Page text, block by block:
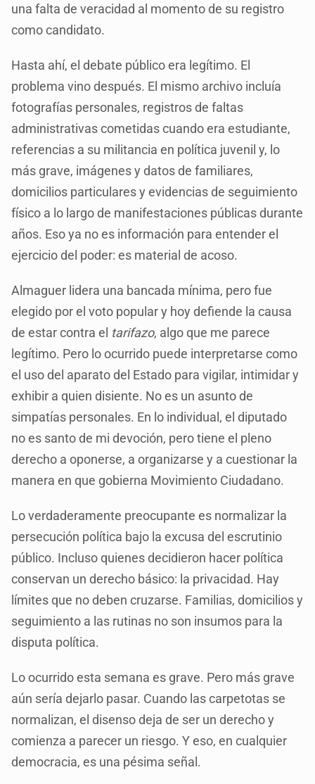
una falta de veracidad al momento de su registro
como candidato.
Hasta ahí, el debate público era legítimo. El
problema vino después. El mismo archivo incluía
fotografías personales, registros de faltas
administrativas cometidas cuando era estudiante,
referencias a su militancia en política juvenil y, lo
más grave, imágenes y datos de familiares,
domicilios particulares y evidencias de seguimiento
físico a lo largo de manifestaciones públicas durante
años. Eso ya no es información para entender el
ejercicio del poder: es material de acoso.
Almaguer lidera una bancada mínima, pero fue
elegido por el voto popular y hoy defiende la causa
de estar contra el tarifazo, algo que me parece
legítimo. Pero lo ocurrido puede interpretarse como
el uso del aparato del Estado para vigilar, intimidar y
exhibir a quien disiente. No es un asunto de
simpatías personales. En lo individual, el diputado
no es santo de mi devoción, pero tiene el pleno
derecho a oponerse, a organizarse y a cuestionar la
manera en que gobierna Movimiento Ciudadano.
Lo verdaderamente preocupante es normalizar la
persecución política bajo la excusa del escrutinio
público. Incluso quienes decidieron hacer política
conservan un derecho básico: la privacidad. Hay
límites que no deben cruzarse. Familias, domicilios y
seguimiento a las rutinas no son insumos para la
disputa política.
Lo ocurrido esta semana es grave. Pero más grave
aún sería dejarlo pasar. Cuando las carpetotas se
normalizan, el disenso deja de ser un derecho y
comienza a parecer un riesgo. Y eso, en cualquier
democracia, es una pésima señal.